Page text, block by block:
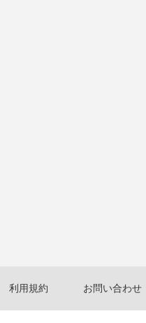
利用規約 お問い合わせ